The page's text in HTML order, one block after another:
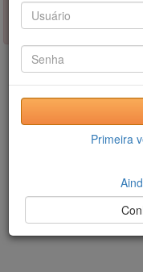
Sessão indisponível
realizado)
Primeira